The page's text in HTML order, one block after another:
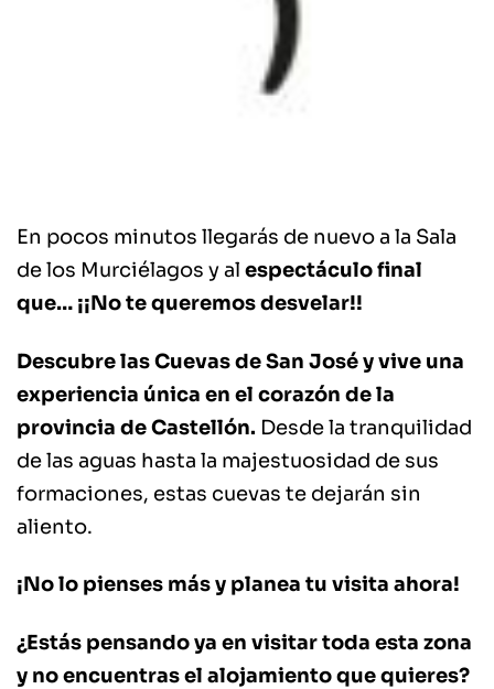
En pocos minutos llegarás de nuevo a la Sala
de los Murciélagos y al espectáculo final
que… ¡¡No te queremos desvelar!!
Descubre las Cuevas de San José y vive una
experiencia única en el corazón de la
provincia de Castellón. Desde la tranquilidad
de las aguas hasta la majestuosidad de sus
formaciones, estas cuevas te dejarán sin
aliento.
¡No lo pienses más y planea tu visita ahora!
¿Estás pensando ya en visitar toda esta zona
y no encuentras el alojamiento que quieres?